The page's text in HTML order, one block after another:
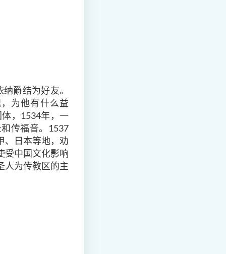
爵结为好友。
为他有什么益
，1534年，一
传福音。1537
、日本等地，劝
受中国文化影响
人为传教区的主